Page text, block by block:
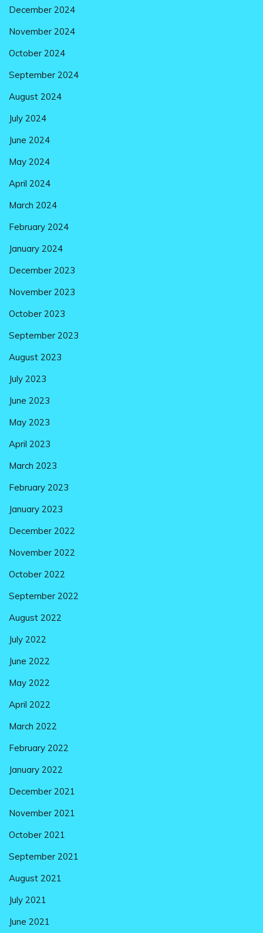
December 2024
November 2024
October 2024
September 2024
August 2024
July 2024
June 2024
May 2024
April 2024
March 2024
February 2024
January 2024
December 2023
November 2023
October 2023
September 2023
August 2023
July 2023
June 2023
May 2023
April 2023
March 2023
February 2023
January 2023
December 2022
November 2022
October 2022
September 2022
August 2022
July 2022
June 2022
May 2022
April 2022
March 2022
February 2022
January 2022
December 2021
November 2021
October 2021
September 2021
August 2021
July 2021
June 2021